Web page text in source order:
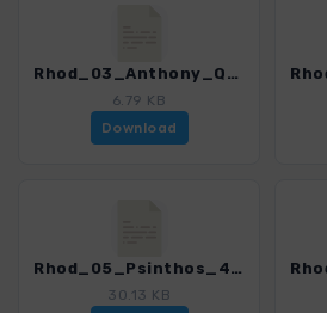
Rhod_03_Anthony_Quinn_C_4485_2.gpx
6.79 KB
Download
Rhod_05_Psinthos_4485_2.gpx
30.13 KB